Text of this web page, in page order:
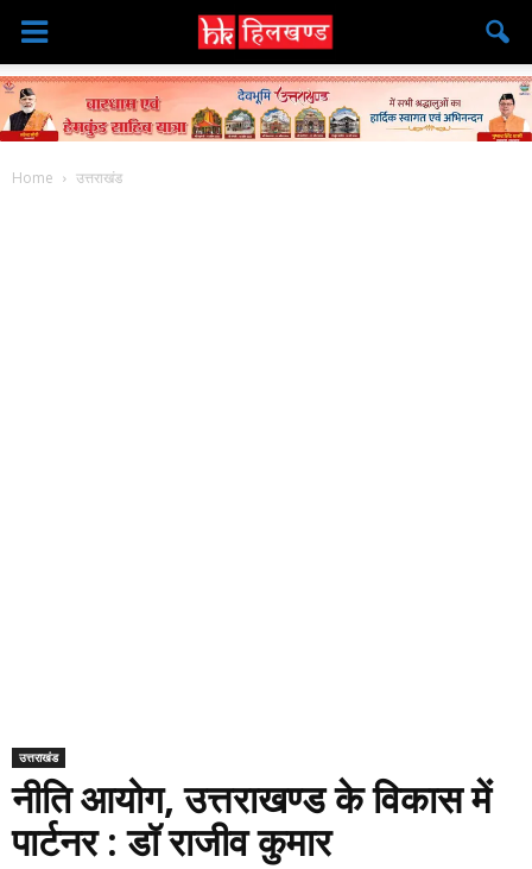
Home उत्तराखंड
उत्तराखंड
नीति आयोग, उत्तराखण्ड के विकास में
पार्टनर : डॉ राजीव कुमार